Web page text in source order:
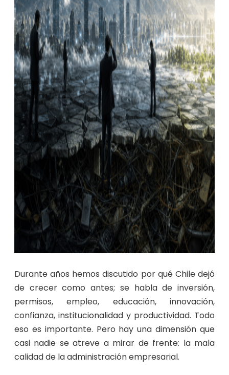
Durante años hemos discutido por qué Chile dejó
de crecer como antes; se habla de inversión,
permisos, empleo, educación, innovación,
confianza, institucionalidad y productividad. Todo
eso es importante. Pero hay una dimensión que
casi nadie se atreve a mirar de frente: la mala
calidad de la administración empresarial.